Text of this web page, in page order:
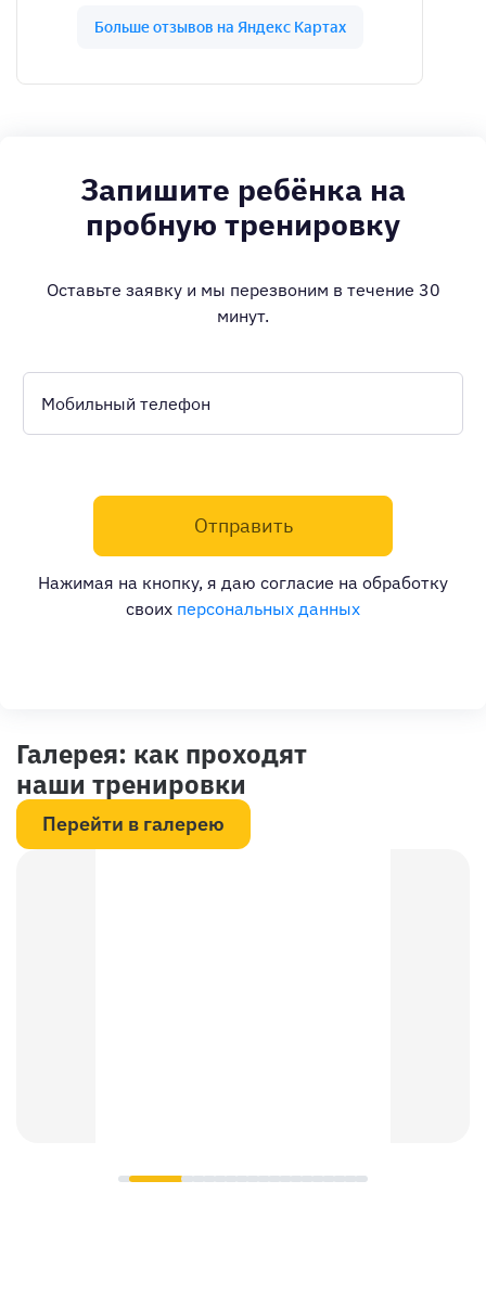
Запишите ребёнка на
пробную тренировку
Оставьте заявку и мы перезвоним в течение 30
минут.
Мобильный телефон
Отправить
Нажимая на кнопку, я даю согласие на обработку
своих персональных данных
Галерея: как проходят
наши тренировки
Перейти в галерею